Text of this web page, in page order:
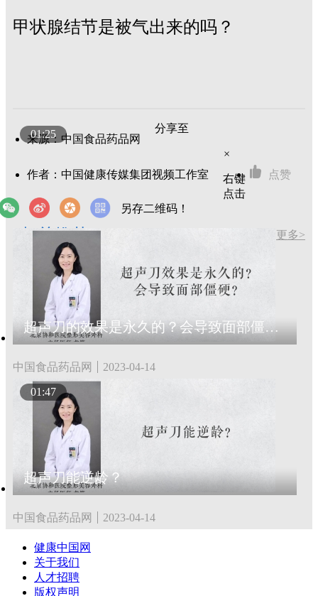
甲状腺结节是被气出来的吗？
来源：中国食品药品网
作者：中国健康传媒集团视频工作室 点赞
分享至
×
右键
点击
另存二维码！
相关推荐 更多>
01:25
超声刀的效果是永久的？会导致面部僵硬？
中国食品药品网 2023-04-14
01:47
超声刀能逆龄？
中国食品药品网 2023-04-14
健康中国网
关于我们
人才招聘
版权声明